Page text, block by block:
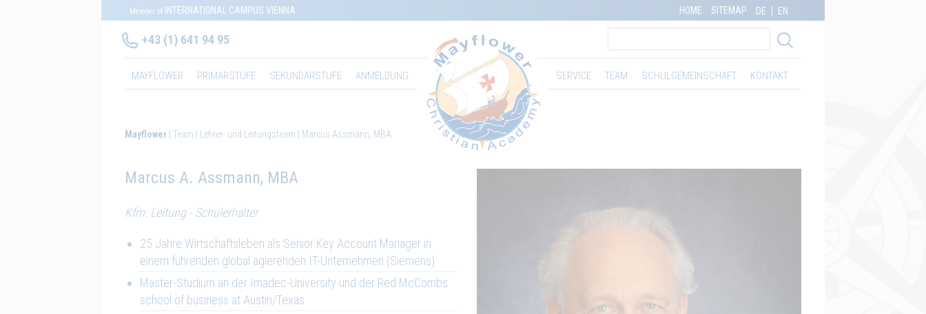
Member of INTERNATIONAL CAMPUS VIENNA HOME SITEMAP DE EN
MAYFLOWER PRIMARSTUFE SEKUNDARSTUFE ANMELDUNG SERVICE TEAM SCHULGEMEINSCHAFT KONTAKT
+43 (1) 641 94 95
Mayflower Team Lehrer- und Leitungsteam Marcus Assmann, MBA
Marcus A. Assmann, MBA
Kfm. Leitung - Schulerhalter
25 Jahre Wirtschaftsleben als Senior Key Account Manager in
einem führenden global agierenden IT-Unternehmen (Siemens).
Master-Studium an der Imadec-University und der Red McCombs
school of business at Austin/Texas